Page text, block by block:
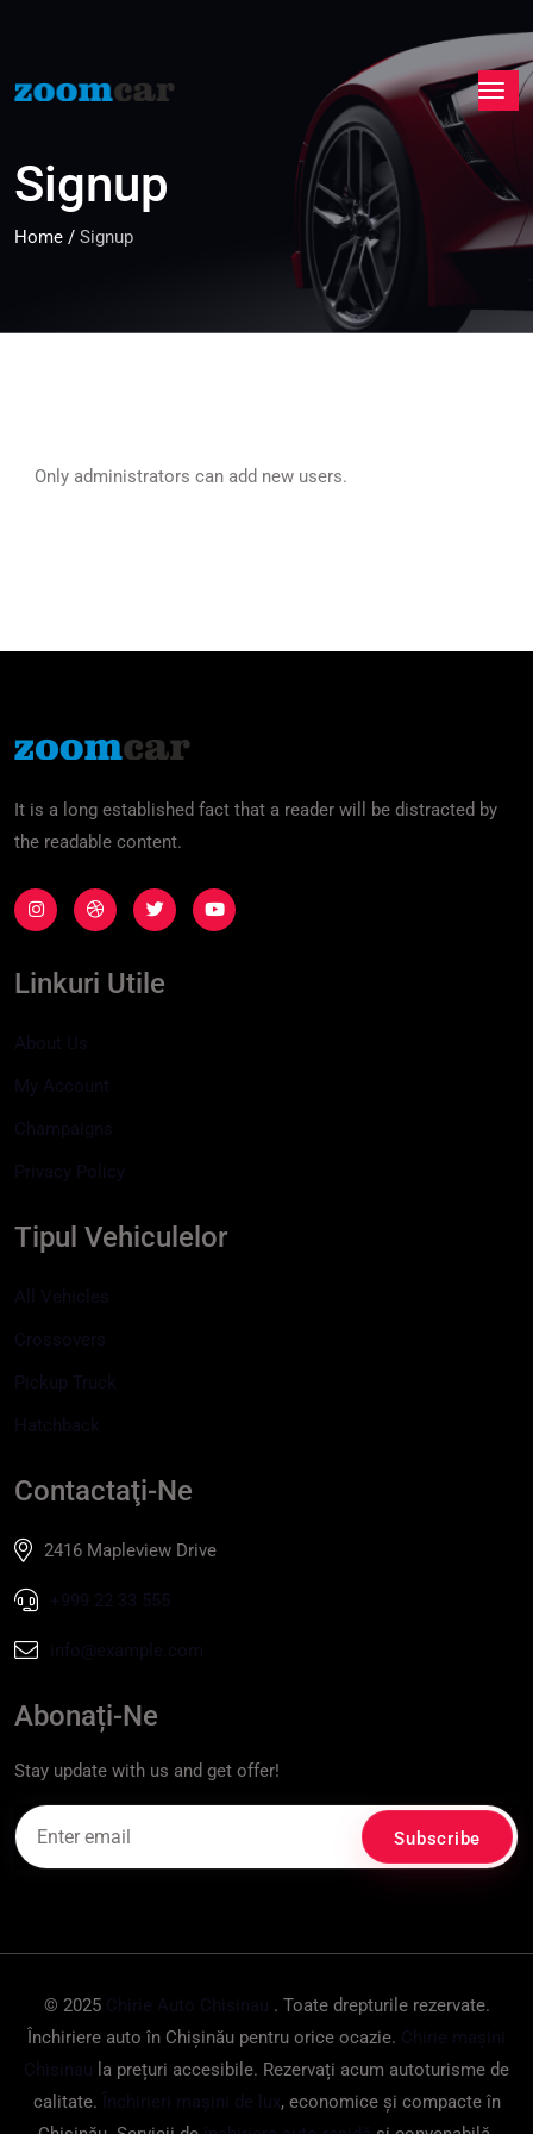
Signup
Home / Signup
Only administrators can add new users.
It is a long established fact that a reader will be distracted by
the readable content.
Linkuri Utile
About Us
My Account
Champaigns
Privacy Policy
Tipul Vehiculelor
All Vehicles
Crossovers
Pickup Truck
Hatchback
Contactaţi-Ne
2416 Mapleview Drive
+999 22 33 555
info@example.com
Abonați-Ne
Stay update with us and get offer!
© 2025 Chirie Auto Chisinau . Toate drepturile rezervate.
Închiriere auto în Chișinău pentru orice ocazie. Chirie mașini
Chisinau la prețuri accesibile. Rezervați acum autoturisme de
calitate. Închirieri mașini de lux, economice și compacte în